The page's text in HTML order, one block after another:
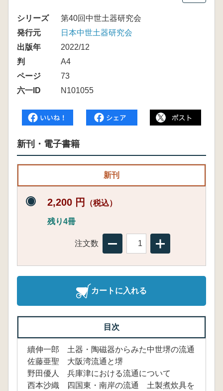
シリーズ
第40回中世土器研究会
発行元
日本中世土器研究会
出版年
2022/12
判
A4
ページ
73
六一ID
N101055
新刊・電子書籍
新刊
2,200 円 （税込）
残り4冊
注文数
カートに入れる
目次
續伸一郎 土器・陶磁器からみた中世堺の流通
佐藤亜聖 大阪湾流通と堺
野田優人 兵庫津における流通について
西本沙織 四国東・南岸の流通 土製煮炊具を